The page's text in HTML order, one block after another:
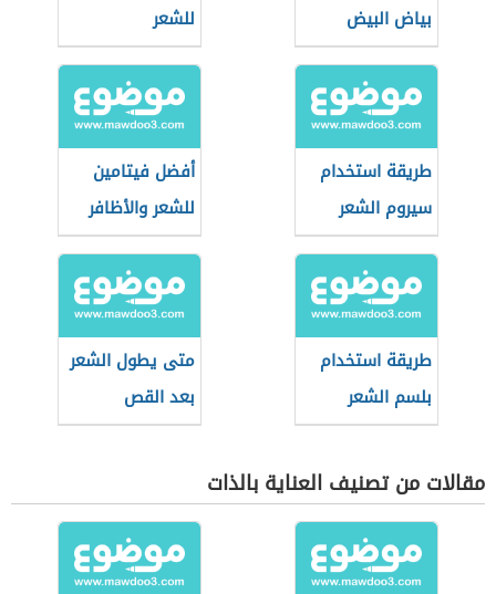
بياض البيض
للشعر
للشعر
طريقة استخدام
سيروم الشعر
أفضل فيتامين
للشعر والأظافر
طريقة استخدام
بلسم الشعر
متى يطول الشعر
بعد القص
مقالات من تصنيف العناية بالذات